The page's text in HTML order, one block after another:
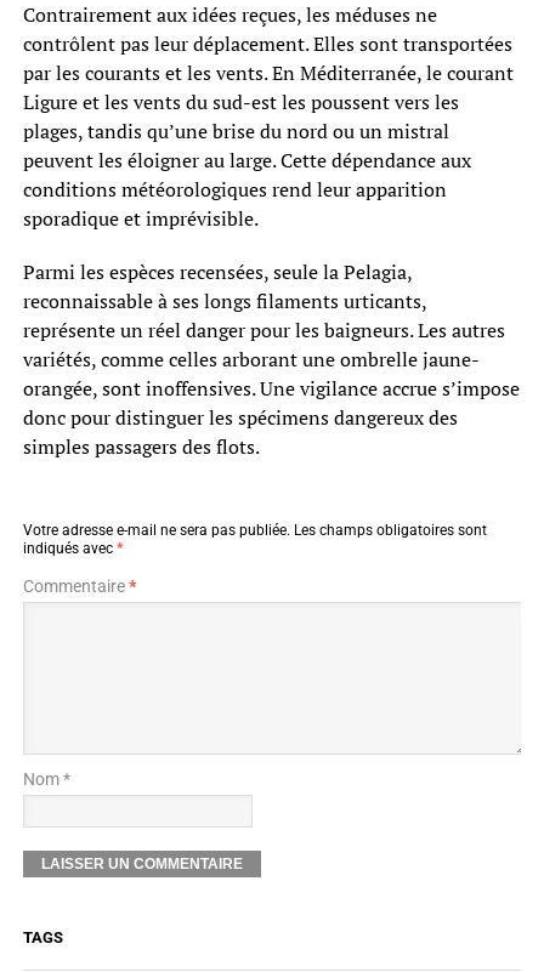
Contrairement aux idées reçues, les méduses ne
contrôlent pas leur déplacement. Elles sont transportées
par les courants et les vents. En Méditerranée, le courant
Ligure et les vents du sud-est les poussent vers les
plages, tandis qu’une brise du nord ou un mistral
peuvent les éloigner au large. Cette dépendance aux
conditions météorologiques rend leur apparition
sporadique et imprévisible.
Parmi les espèces recensées, seule la Pelagia,
reconnaissable à ses longs filaments urticants,
représente un réel danger pour les baigneurs. Les autres
variétés, comme celles arborant une ombrelle jaune-
orangée, sont inoffensives. Une vigilance accrue s’impose
donc pour distinguer les spécimens dangereux des
simples passagers des flots.
Votre adresse e-mail ne sera pas publiée. Les champs obligatoires sont
indiqués avec *
Commentaire*
Nom *
TAGS